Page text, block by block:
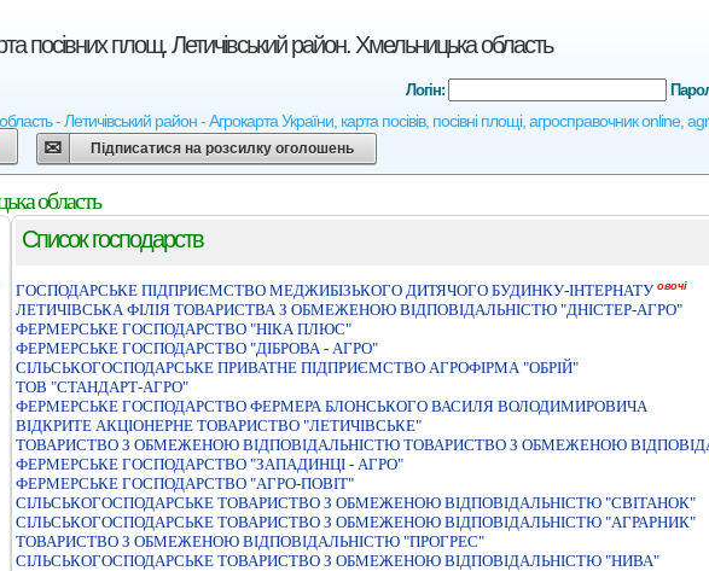
посівних площ. Летичівський район. Хмельницька область
- Летичівський район - Агрокарта України, карта посівів, посівні площі, агросправочник online,
Логін:
Підписатися на розсилку оголошень
область
Список господарств
ГОСПОДАРСЬКЕ ПIДПРИЄМСТВО МЕДЖИБIЗЬКОГО ДИТЯЧОГО БУДИНКУ-IНТЕРНАТУ овочі
ЛЕТИЧIВСЬКА ФIЛIЯ ТОВАРИСТВА З ОБМЕЖЕНОЮ ВIДПОВIДАЛЬНIСТЮ "ДНIСТЕР-АГРО"
ФЕРМЕРСЬКЕ ГОСПОДАРСТВО "НIКА ПЛЮС"
ФЕРМЕРСЬКЕ ГОСПОДАРСТВО "ДІБРОВА - АГРО"
СIЛЬСЬКОГОСПОДАРСЬКЕ ПРИВАТНЕ ПIДПРИЄМСТВО АГРОФIРМА "ОБРIЙ"
ТОВ "СТАНДАРТ-АГРО"
ФЕРМЕРСЬКЕ ГОСПОДАРСТВО ФЕРМЕРА БЛОНСЬКОГО ВАСИЛЯ ВОЛОДИМИРОВИЧА
ВІДКРИТЕ АКЦІОНЕРНЕ ТОВАРИСТВО "ЛЕТИЧІВСЬКЕ"
ТОВАРИСТВО З ОБМЕЖЕНОЮ ВIДПОВIДАЛЬНIСТЮ ТОВАРИСТВО З ОБМЕЖЕНОЮ
ФЕРМЕРСЬКЕ ГОСПОДАРСТВО "ЗАПАДИНЦI - АГРО"
ФЕРМЕРСЬКЕ ГОСПОДАРСТВО "АГРО-ПОВIТ"
СІЛЬСЬКОГОСПОДАРСЬКЕ ТОВАРИСТВО З ОБМЕЖЕНОЮ ВІДПОВІДАЛЬНІСТЮ "СВІТАНОК"
СIЛЬСЬКОГОСПОДАРСЬКЕ ТОВАРИСТВО З ОБМЕЖЕНОЮ ВIДПОВIДАЛЬНIСТЮ "АГРАРНИК"
ТОВАРИСТВО З ОБМЕЖЕНОЮ ВІДПОВІДАЛЬНІСТЮ "ПРОГРЕС"
СІЛЬСЬКОГОСПОДАРСЬКЕ ТОВАРИСТВО З ОБМЕЖЕНОЮ ВІДПОВІДАЛЬНІСТЮ "НИВА"